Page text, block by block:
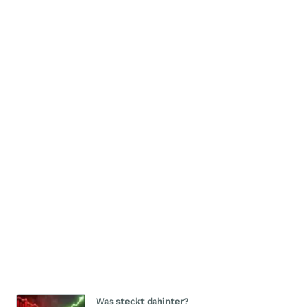
Was steckt dahinter?